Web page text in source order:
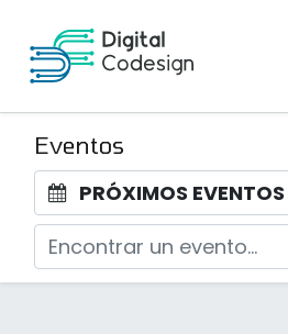
Eventos
PRÓXIMOS EVENTOS